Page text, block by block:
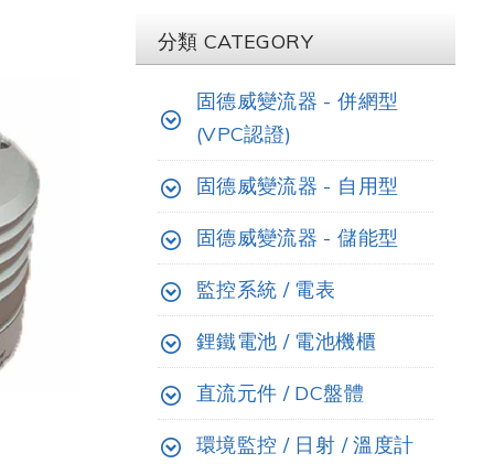
分類 CATEGORY
固德威變流器 - 併網型
(VPC認證)
固德威變流器 - 自用型
固德威變流器 - 儲能型
監控系統 / 電表
鋰鐵電池 / 電池機櫃
直流元件 / DC盤體
環境監控 / 日射 / 溫度計